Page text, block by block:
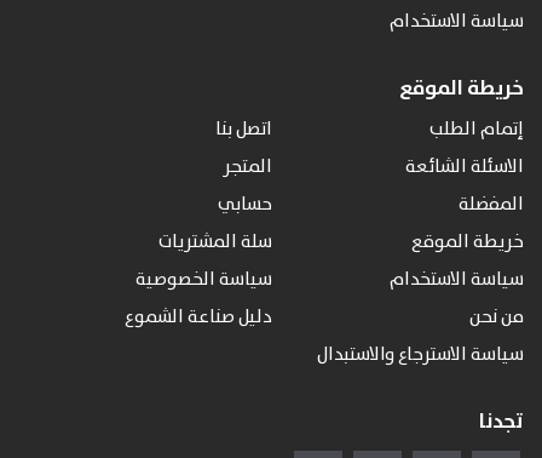
سياسة الاستخدام
خريطة الموقع
إتمام الطلب
اتصل بنا
الاسئلة الشائعة
المتجر
المفضلة
حسابي
خريطة الموقع
سلة المشتريات
سياسة الاستخدام
سياسة الخصوصية
من نحن
دليل صناعة الشموع
سياسة الاسترجاع والاستبدال
تجدنا